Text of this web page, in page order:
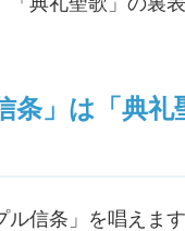
」は「典礼
信条」を唱えま